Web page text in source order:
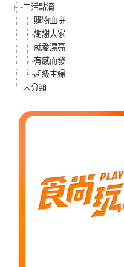
生活點滴
購物血拼
謝謝大家
就愛漂亮
有感而發
超級主婦
未分類